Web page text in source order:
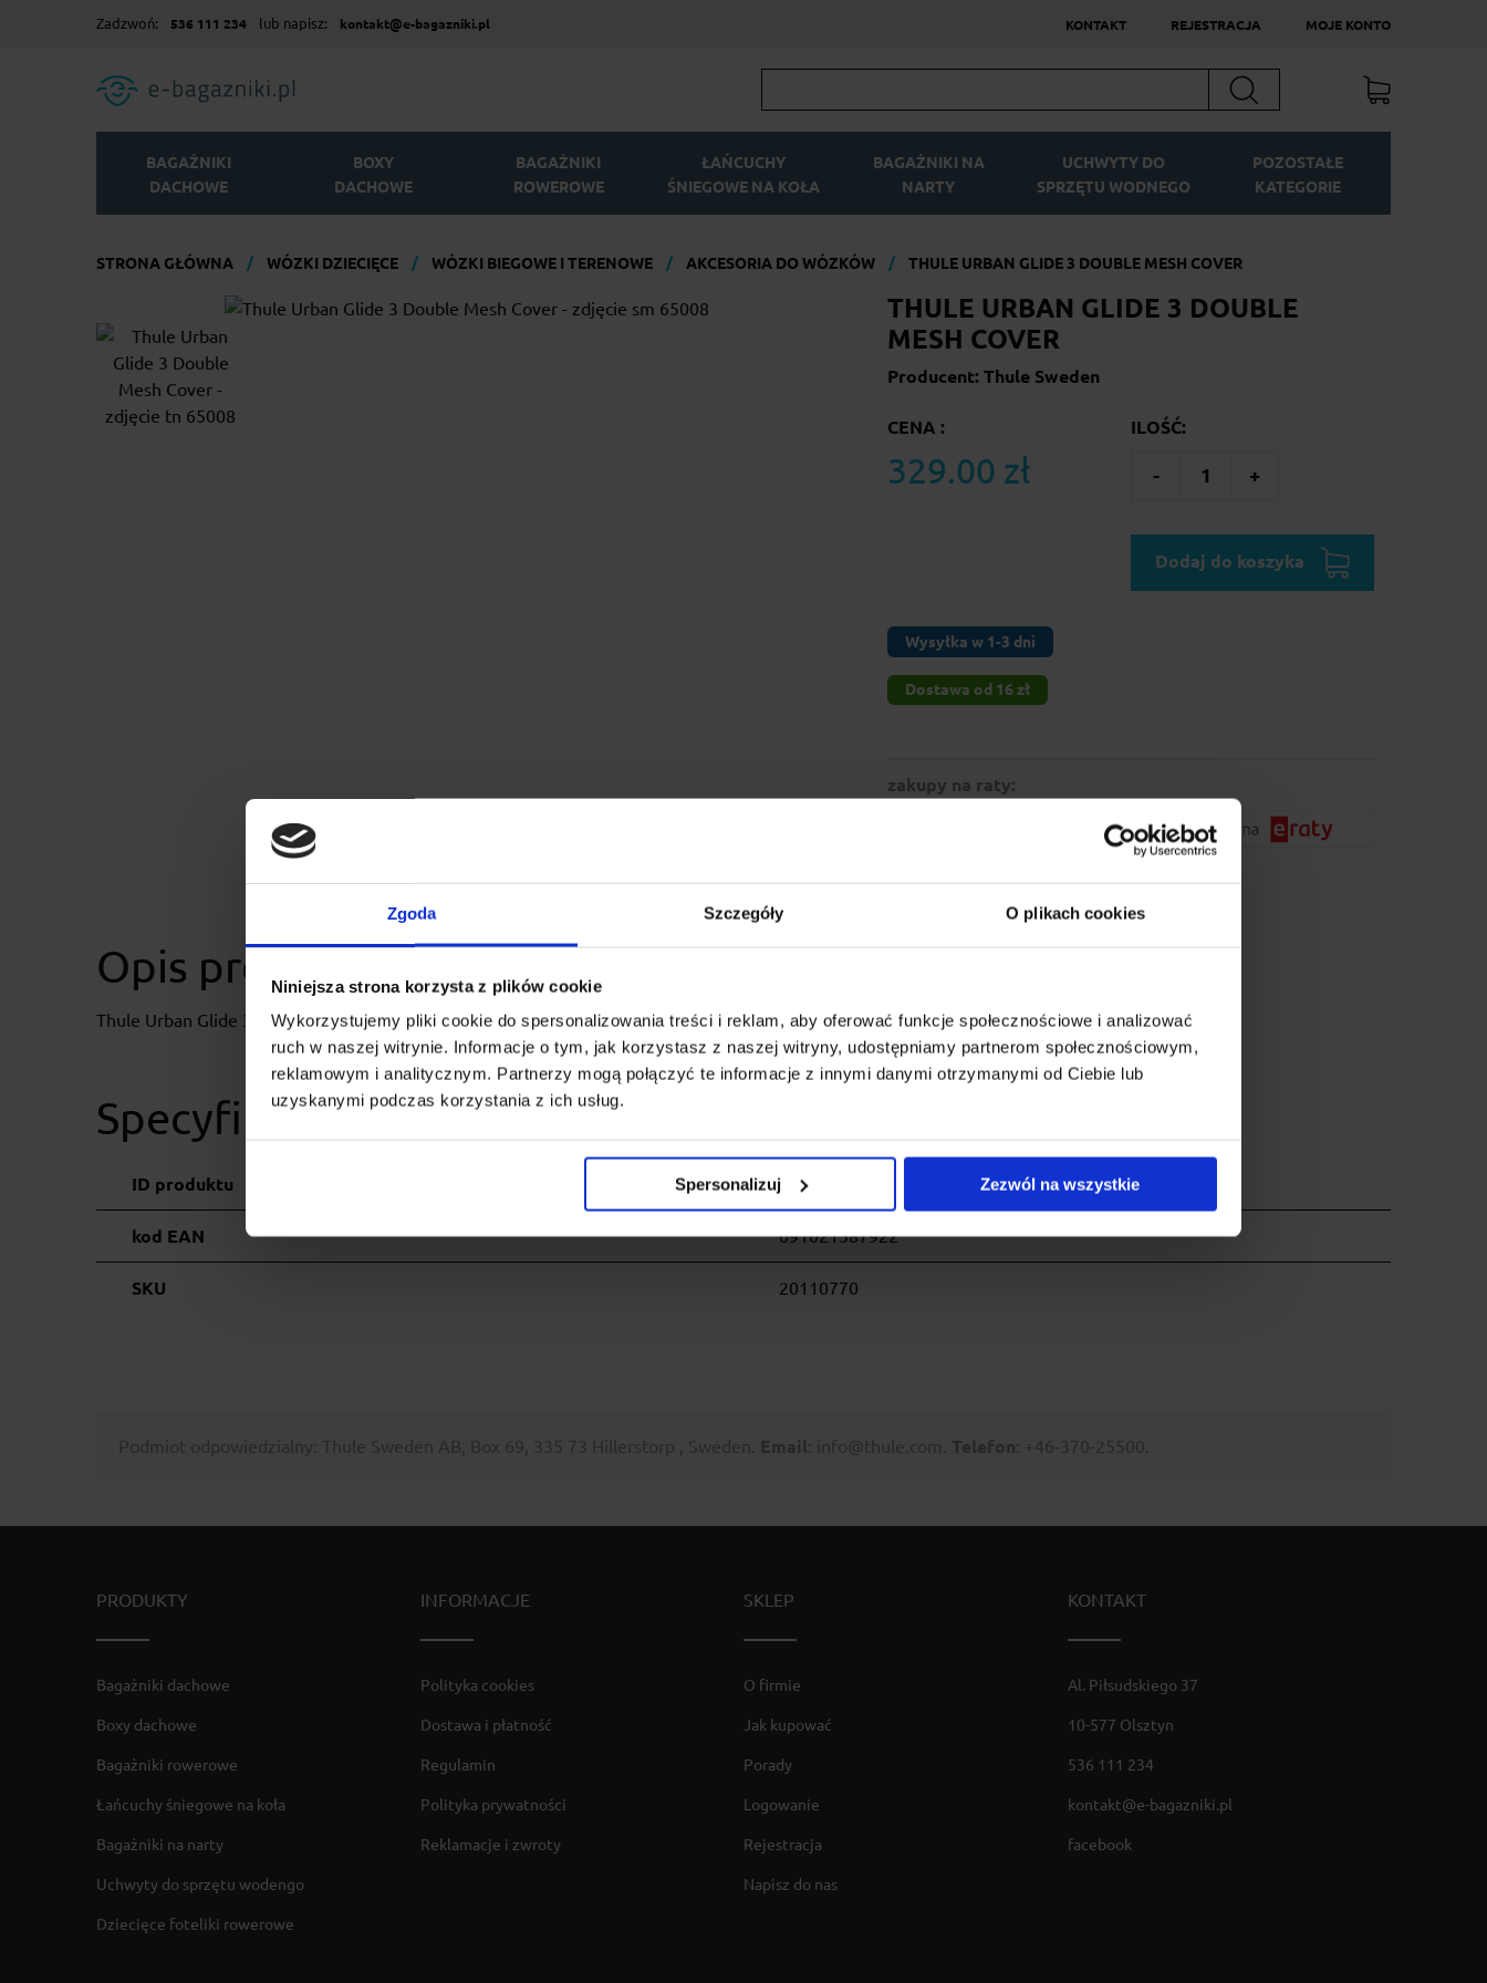
Zgoda Szczegóły O plikach cookies
Niniejsza strona korzysta z plików cookie
Wykorzystujemy pliki cookie do spersonalizowania treści i reklam, aby oferować funkcje społecznościowe i analizować
ruch w naszej witrynie. Informacje o tym, jak korzystasz z naszej witryny, udostępniamy partnerom społecznościowym,
reklamowym i analitycznym. Partnerzy mogą połączyć te informacje z innymi danymi otrzymanymi od Ciebie lub
uzyskanymi podczas korzystania z ich usług.
Spersonalizuj Zezwól na wszystkie
Zadzwoń: 536 111 234 lub napisz: kontakt@e-bagazniki.pl KONTAKT REJESTRACJA MOJE KONTO
Szukaj
BAGAŻNIKI
DACHOWE
BOXY
DACHOWE
BAGAŻNIKI
ROWEROWE
ŁAŃCUCHY
ŚNIEGOWE NA KOŁA
BAGAŻNIKI NA
NARTY
UCHWYTY DO
SPRZĘTU WODNEGO
POZOSTAŁE
KATEGORIE
STRONA GŁÓWNA WÓZKI DZIECIĘCE WÓZKI BIEGOWE I TERENOWE AKCESORIA DO WÓZKÓW THULE URBAN GLIDE 3 DOUBLE MESH COVER
THULE URBAN GLIDE 3 DOUBLE
MESH COVER
Producent: Thule Sweden
CENA :
329.00 zł
ILOŚĆ:
- 1 +
Dodaj do koszyka
Wysyłka w 1-3 dni
Dostawa od 16 zł
zakupy na raty:
Opis produktu
Thule Urban Glide 3 Mesh Cover - moskitiera czarna chroni dziecko przed wiatrem i owadami
Specyfikacja
ID produktu 19299-23400
kod EAN 091021587922
SKU 20110770
Podmiot odpowiedzialny: Thule Sweden AB, Box 69, 335 73 Hillerstorp , Sweden. Email : info@thule.com. Telefon : +46-370-25500.
PRODUKTY
Bagażniki dachowe
Boxy dachowe
Bagażniki rowerowe
Łańcuchy śniegowe na koła
Bagażniki na narty
Uchwyty do sprzętu wodengo
Dziecięce foteliki rowerowe
INFORMACJE
Polityka cookies
Dostawa i płatność
Regulamin
Polityka prywatności
Reklamacje i zwroty
SKLEP
O firmie
Jak kupować
Porady
Logowanie
Rejestracja
Napisz do nas
KONTAKT
Al. Piłsudskiego 37
10-577 Olsztyn
536 111 234
kontakt@e-bagazniki.pl
facebook